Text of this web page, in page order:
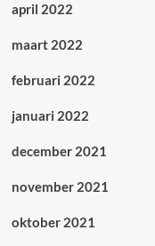
april 2022
maart 2022
februari 2022
januari 2022
december 2021
november 2021
oktober 2021